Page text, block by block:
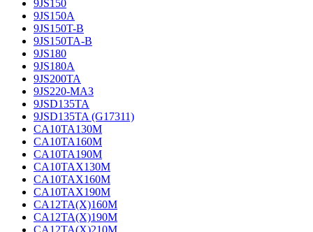
9JS150
9JS150A
9JS150T-B
9JS150TA-B
9JS180
9JS180A
9JS200TA
9JS220-МАЗ
9JSD135TA
9JSD135TA (G17311)
CA10TA130M
CA10TA160M
CA10TA190M
CA10TAX130M
CA10TAX160M
CA10TAX190M
CA12TA(X)160M
CA12TA(X)190M
CA12TA(X)210M